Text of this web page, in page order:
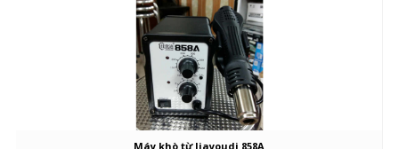
Máy khò từ Jiayoudi 858A